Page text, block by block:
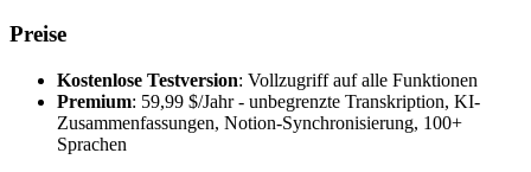
Preise
Kostenlose Testversion: Vollzugriff auf alle Funktionen
Premium: 59,99 $/Jahr - unbegrenzte Transkription, KI-
Zusammenfassungen, Notion-Synchronisierung, 100+
Sprachen